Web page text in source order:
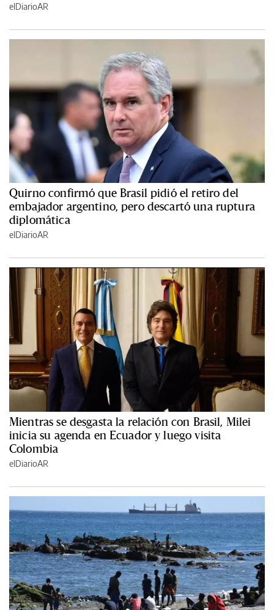
elDiarioAR
Quirno confirmó que Brasil pidió el retiro del
embajador argentino, pero descartó una ruptura
diplomática
elDiarioAR
Mientras se desgasta la relación con Brasil, Milei
inicia su agenda en Ecuador y luego visita
Colombia
elDiarioAR